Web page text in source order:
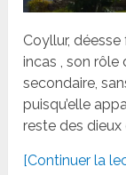
Coyllur,
incas , son rôle
secondaire,
puisqu’elle
reste des
[Continuer la